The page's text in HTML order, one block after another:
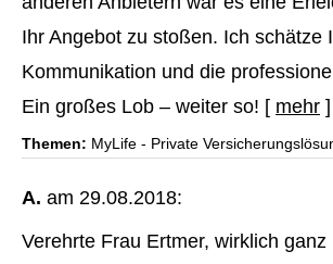
Ihr Angebot zu stoßen. Ich schätze
Kommunikation und die
Ein großes Lob – weiter so! [ mehr ]
Themen: MyLife - Private
A. am 29.08.2018:
Verehrte Frau Ertmer, wirklich ganz